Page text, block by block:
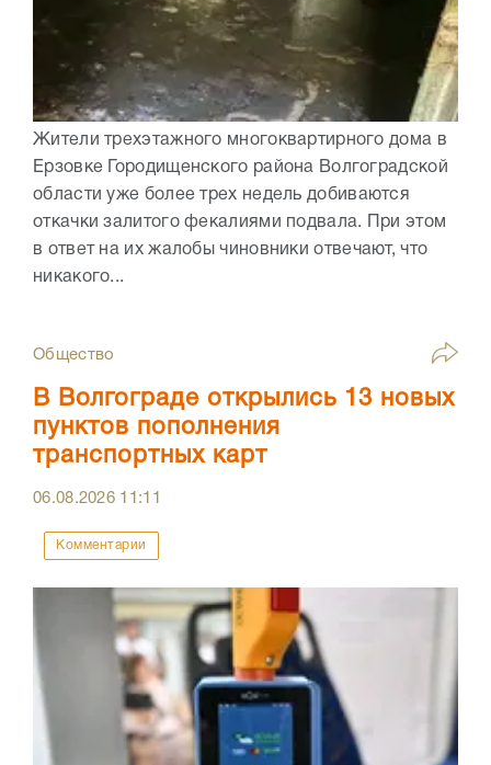
Жители трехэтажного многоквартирного дома в
Ерзовке Городищенского района Волгоградской
области уже более трех недель добиваются
откачки залитого фекалиями подвала. При этом
в ответ на их жалобы чиновники отвечают, что
никакого...
Общество
В Волгограде открылись 13 новых
пунктов пополнения
транспортных карт
06.08.2026 11:11
Комментарии